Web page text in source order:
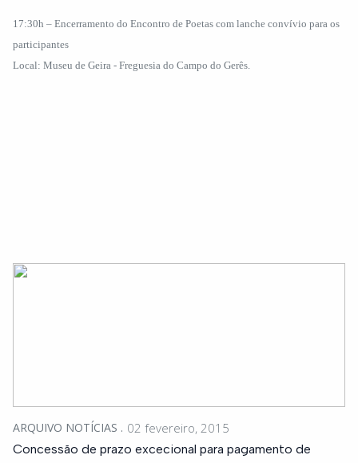
17:30h – Encerramento do Encontro de Poetas com lanche convívio para os
participantes
Local: Museu de Geira - Freguesia do Campo do Gerês.
ARQUIVO NOTÍCIAS 02 fevereiro, 2015
Concessão de prazo excecional para pagamento de